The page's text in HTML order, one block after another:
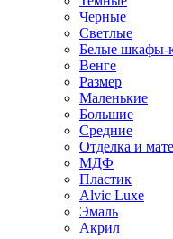
Черные
Светлые
Белые шкафы-
Венге
Размер
Маленькие
Большие
Средние
Отделка и
МДФ
Пластик
Alvic Luxe
Эмаль
Акрил